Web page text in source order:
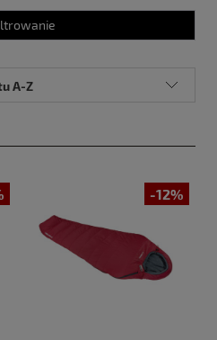
A-Z
-12%